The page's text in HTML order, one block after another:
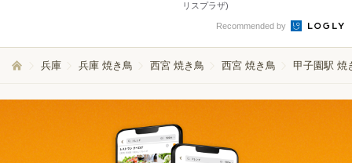
リスプラザ)
Recommended by
兵庫 兵庫 焼き鳥 西宮 焼き鳥 西宮 焼き鳥 甲子園駅 焼